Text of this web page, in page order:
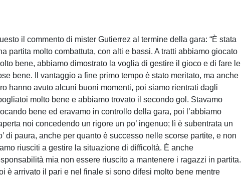
il commento di mister Gutierrez al termine della gara: “È stata
partita molto combattuta, con alti e bassi. A tratti abbiamo giocato
bene, abbiamo dimostrato la voglia di gestire il gioco e di fare le
bene. Il vantaggio a fine primo tempo è stato meritato, ma anche
hanno avuto alcuni buoni momenti, poi siamo rientrati dagli
molto bene e abbiamo trovato il secondo gol. Stavamo
bene ed eravamo in controllo della gara, poi l’abbiamo
noi concedendo un rigore un po’ ingenuo; lì è subentrata un
di paura, anche per quanto è successo nelle scorse partite, e non
riusciti a gestire la situazione di difficoltà. È anche
mia non essere riuscito a mantenere i ragazzi in partita.
è arrivato il pari e nel finale si sono difesi molto bene mentre